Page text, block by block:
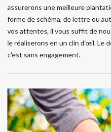
assurerons une meilleure
forme de schéma, de lettre ou
vos attentes, il vous suffit de
le réaliserons en un clin d'œil.
c'est sans engagement.